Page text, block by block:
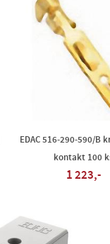
EDAC 516-290-590/B
kontakt 100
1 223,-